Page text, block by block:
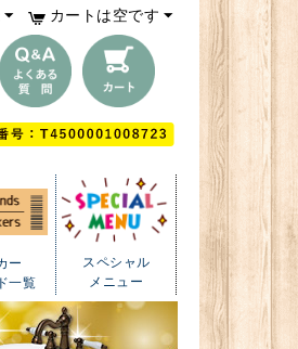
カートは空です
ー
一覧
スペシャル
メニュー